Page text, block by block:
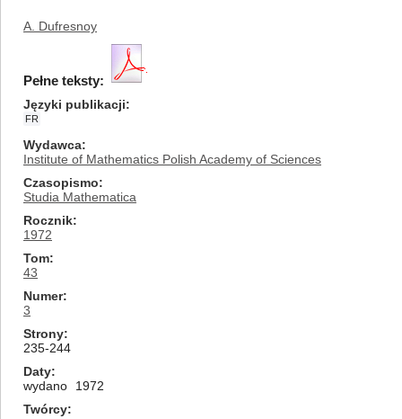
A. Dufresnoy
Pełne teksty:
Języki publikacji
FR
Wydawca
Institute of Mathematics Polish Academy of Sciences
Czasopismo
Studia Mathematica
Rocznik
1972
Tom
43
Numer
3
Strony
235-244
Daty
wydano
1972
Twórcy